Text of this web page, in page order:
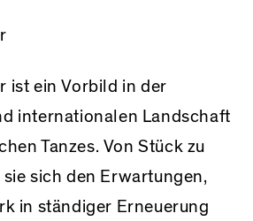
ist ein Vorbild in der
internationalen Landschaft
Tanzes. Von Stück zu
sich den Erwartungen,
in ständiger Erneuerung